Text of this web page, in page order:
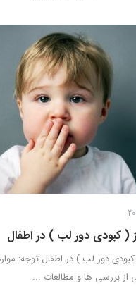
( کبودی دور لب ) در اطفال
کبودی دور لب ) در اطفال توجه:
از بررسی ها و مطالعات ...